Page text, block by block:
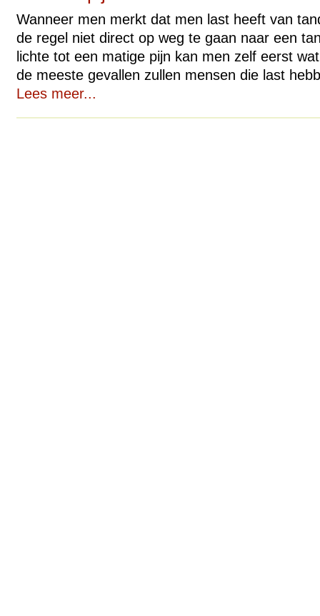
Wanneer men merkt dat men last heeft van
de regel niet direct op weg te gaan naar een
lichte tot een matige pijn kan men zelf eerst
de meeste gevallen zullen mensen die last
Lees meer...